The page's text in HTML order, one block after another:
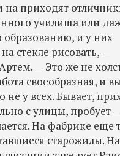
на приходят
училища или
и у них
стекле рисовать, —
— Это же не
своеобразная, и
не у всех. Бывает,
с улицы, пробует
На фабрике еще
старожилы.